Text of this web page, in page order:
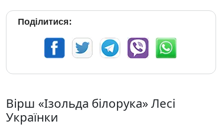
Поділитися:
Вірш «Ізольда білорука» Лесі
Українки